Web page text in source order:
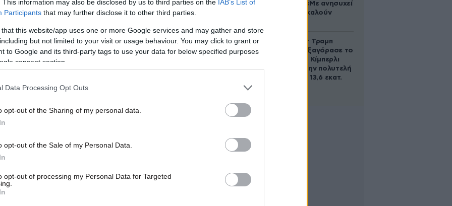
This information may also be disclosed by us to third parties on the IAB’s List of
Participants that may further disclose it to other third parties.
that this website/app uses one or more Google services and may gather and store
but not limited to your visit or usage behaviour. You may click to grant or
to Google and its third-party tags to use your data for below specified purposes
consent section.
Data Processing Opt Outs
opt-out of the Sharing of my personal data.
opt-out of the Sale of my Personal Data.
opt-out of processing my Personal Data for Targeted
ζώων από άλλα σαρκοφάγα που
έχει ευτυχώς αποκλειστεί. Στο μεταξύ
από ένα γειτονικό προάστιο, που λέει
καμηλοπάρδαλης έξω από το μπαλκόνι της που
να επιβεβαιώσει αυτό που είδε, καθώς το
της φαντασίας της λόγω κούρασης.
ασφαλείας για να λύσει το μυστήριο.
Ρονάλντο: «Με ανησυχεί
που με αποκαλούν
Ο Ντόναλντ Τραμπ
Τζούνιορ εξαγόρασε το
μερίδιο της Κίμπερλι
Γκίλφοϊλ στην πολυτελή
έπαυλη των 13,6 εκατ.